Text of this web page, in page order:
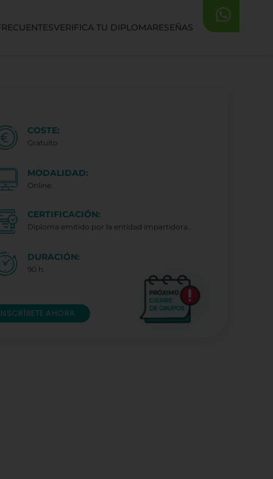
VERIFICA TU DIPLOMARESEÑAS
COSTE:
Gratuito
MODALIDAD:
Online.
CERTIFICACIÓN:
Diploma emitido por la entidad impartidora..
DURACIÓN:
90 h.
AHORA